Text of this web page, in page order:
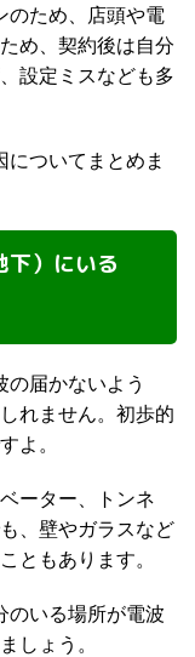
のため、店頭や電
め、契約後は自分
設定ミスなども多
ついてまとめま
下）にいる
届かないよう
れません。初歩的
よ。
ーター、トンネ
、壁やガラスなど
ともあります。
のいる場所が電波
しょう。